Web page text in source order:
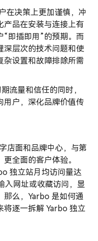
在决策上更加谨慎，冲
产品在安装与连接上有
即插即用”的预期。而
深层次的技术问题和使
杂设置和故障排除所需
流量和信任的同时，
用户，深化品牌价值传
店面和品牌中心，与第
全面的客户体验。
独立站月均访问量达
入网址或收藏访问，显
那么，Yarbo 是如何通
将逐一拆解 Yarbo 独立